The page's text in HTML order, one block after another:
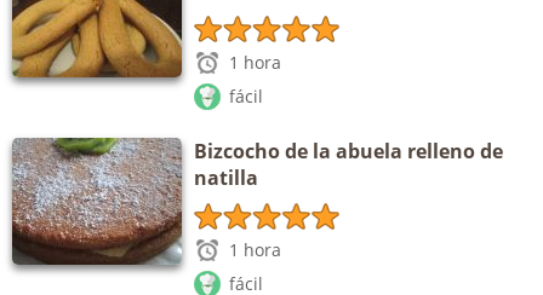
1 hora
fácil
Bizcocho de la abuela relleno de
natilla
1 hora
fácil